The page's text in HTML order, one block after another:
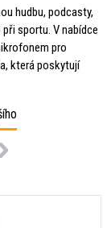
hudbu, podcasty,
sportu. V nabídce
pro
která poskytují